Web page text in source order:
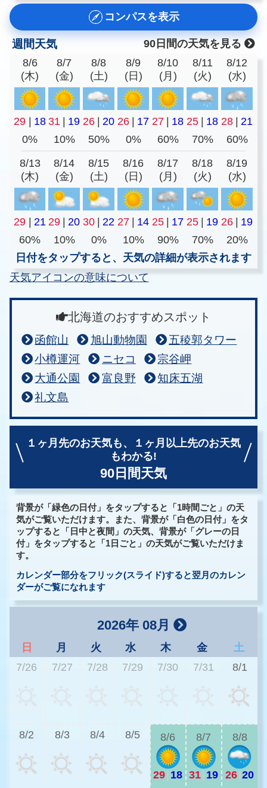
コンパスを表示
週間天気
90日間の天気を見る
8/6
(木)
8/7
(金)
8/8
(土)
8/9
(日)
8/10
(月)
8/11
(火)
8/12
(水)
29 | 18 31 | 19 26 | 20 26 | 17 27 | 18 25 | 18 28 | 21
0%
10% 50% 0% 60% 70% 60%
8/13
(木)
8/14
(金)
8/15
(土)
8/16
(日)
8/17
(月)
8/18
(火)
8/19
(水)
29 | 21 29 | 20 30 | 22 27 | 14 25 | 17 25 | 19 26 | 19
60%
10% 0% 10% 90% 70%
20%
日付をタップすると、天気の詳細が表示されます
天気アイコンの意味について
北海道のおすすめスポット
函館山 旭山動物園
五稜郭タワー
小樽運河
ニセコ
宗谷岬
大通公園
富良野
知床五湖
礼文島
１ヶ月先のお天気も、
１ヶ月以上先のお天気
もわかる!
90日間天気
背景が「緑色の日付」をタップすると「1時間ごと」の天
気がご覧いただけます。また、背景が「白色の日付」をタ
ップすると「日中と夜間」の天気、背景が「グレーの日
付」をタップすると「1日ごと」の天気がご覧いただけま
す。
カレンダー部分をフリック(スライド)すると翌月のカレン
ダーがご覧になれます
2026年 08月
日 月 火 水 木 金
土
7/26
7/27 7/28 7/29 7/30 7/31 8/1
8/2 8/3 8/4 8/5 8/6
29| 18
8/7
31| 19
8/8
26|20